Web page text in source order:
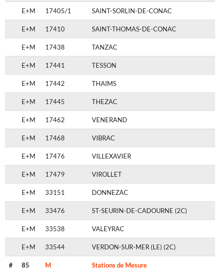
E+M 17405/1 SAINT-SORLIN-DE-CONAC
E+M 17410 SAINT-THOMAS-DE-CONAC
E+M 17438 TANZAC
E+M 17441 TESSON
E+M 17442 THAIMS
E+M 17445 THEZAC
E+M 17462 VENERAND
E+M 17468 VIBRAC
E+M 17476 VILLEXAVIER
E+M 17479 VIROLLET
E+M 33151 DONNEZAC
E+M 33476 ST-SEURIN-DE-CADOURNE (2C)
E+M 33538 VALEYRAC
E+M 33544 VERDON-SUR-MER (LE) (2C)
# 85 M Stations de Mesure